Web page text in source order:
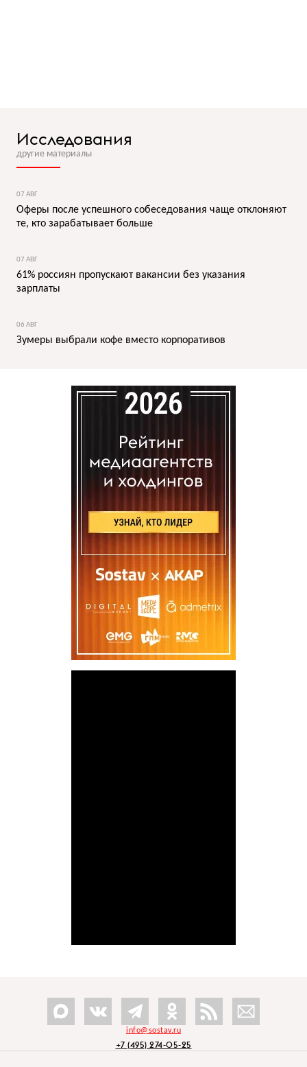
Исследования
другие материалы
07 АВГ
Оферы после успешного собеседования чаще отклоняют
те, кто зарабатывает больше
07 АВГ
61% россиян пропускают вакансии без указания
зарплаты
06 АВГ
Зумеры выбрали кофе вместо корпоративов
info@sostav.ru
+7 (495) 274-05-25